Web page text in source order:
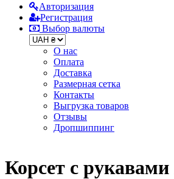
Авторизация
Регистрация
Выбор валюты
О нас
Оплата
Доставка
Размерная сетка
Контакты
Выгрузка товаров
Отзывы
Дропшиппинг
Корсет с